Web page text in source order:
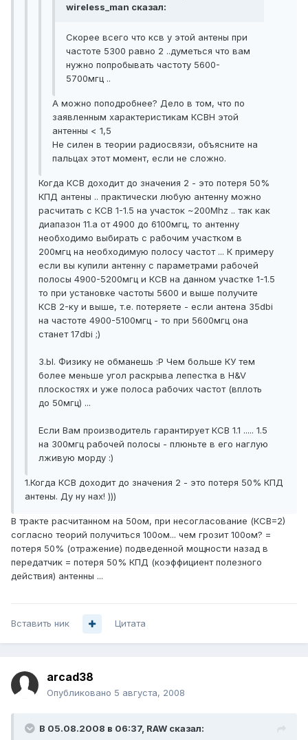
wireless_man сказал:
Скорее всего что ксв у этой антены при
частоте 5300 равно 2 ..думеться что вам
нужно попробывать частоту 5600-
5700мгц ..
А можно поподробнее? Дело в том, что по
заявленным характеристикам КСВН этой
антенны < 1,5
Не силен в теории радиосвязи, объясните на
пальцах этот момент, если не сложно.
Когда КСВ доходит до значения 2 - это потеря 50%
КПД антены .. практически любую антенну можно
расчитать с КСВ 1-1.5 на участок ~200Mhz .. так как
диапазон 11.а от 4900 до 6100мгц, то антенну
необходимо выбирать с рабочим участком в
200мгц на необходимую полосу частот ... К примеру
если вы купили антенну с параметрами рабочей
полосы 4900-5200мгц и КСВ на данном участке 1-1.5
то при установке частоты 5600 и выше получите
КСВ 2-ку и выше, т.е. потеряете - если антена 35dbi
на частоте 4900-5100мгц - то при 5600мгц она
станет 17dbi ;)
З.Ы. Физику не обманешь :P Чем больше КУ тем
более меньше угол раскрыва лепестка в H&V
плоскостях и уже полоса рабочих частот (вплоть
до 50мгц) ...
Если Вам производитель гарантирует КСВ 1.1 ..... 1.5
на 300мгц рабочей полосы - плюньте в его наглую
лживую морду :)
1.Когда КСВ доходит до значения 2 - это потеря 50% КПД
антены. Ду ну нах! )))
В тракте расчитанном на 50ом, при несогласование (КСВ=2)
согласно теорий получиться 100ом... чем грозит 100ом? =
потеря 50% (отражение) подведенной мощности назад в
передатчик = потеря 50% КПД (коэффициент полезного
действия) антенны ...
Вставить ник Цитата
arcad38
Опубликовано 5 августа, 2008
В 05.08.2008 в 06:37, RAW сказал: